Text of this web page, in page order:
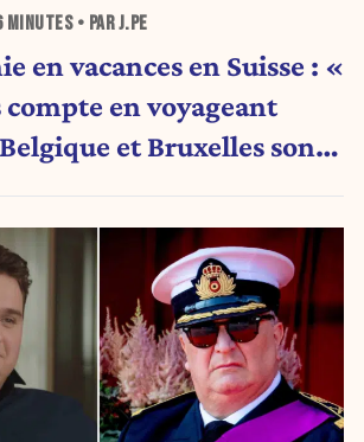
MINUTES• PAR J.PE
en vacances en Suisse : «
compte en voyageant
et Bruxelles sont